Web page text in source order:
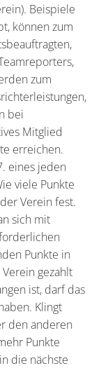
Beispiele
können zum
zum
bei
Mitglied
erreichen.
eines jeden
viele Punkte
Verein fest.
sich mit
Punkte in
gezahlt
ist, darf das
Klingt
den anderen
Punkte
die nächste